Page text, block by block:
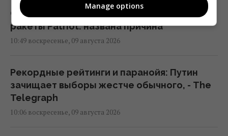
Финляндия не будет передавать Украине
ракеты Patriot: названа причина
10:49 воскресенье, 09 августа 2026
Рекордные рейтинги и паранойя: Путин
зачищает выборы жестче обычного, - The
Telegraph
10:06 воскресенье, 09 августа 2026
Manage options